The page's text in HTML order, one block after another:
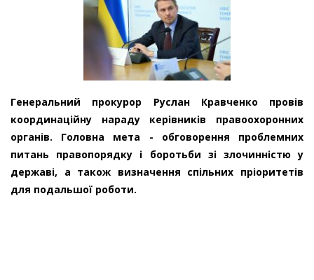
Генеральний прокурор Руслан Кравченко провів
координаційну нараду керівників правоохоронних
органів. Головна мета - обговорення проблемних
питань правопорядку і боротьби зі злочинністю у
державі, а також визначення спільних пріоритетів
для подальшої роботи.